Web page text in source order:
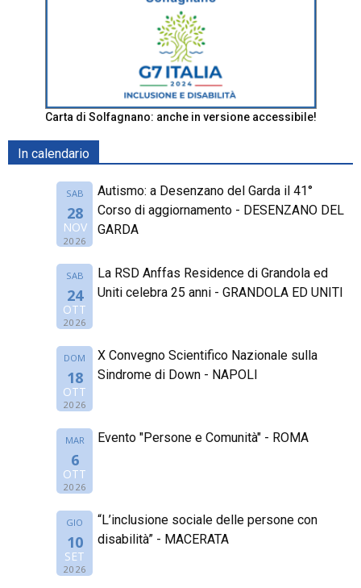
Carta di Solfagnano: anche in versione accessibile!
In calendario
SAB
28
NOV
2026
Autismo: a Desenzano del Garda il 41°
Corso di aggiornamento - DESENZANO DEL
GARDA
SAB
24
OTT
2026
La RSD Anffas Residence di Grandola ed
Uniti celebra 25 anni - GRANDOLA ED UNITI
DOM
18
OTT
2026
X Convegno Scientifico Nazionale sulla
Sindrome di Down - NAPOLI
MAR
6
OTT
2026
Evento "Persone e Comunità" - ROMA
GIO
10
SET
2026
“L’inclusione sociale delle persone con
disabilità” - MACERATA